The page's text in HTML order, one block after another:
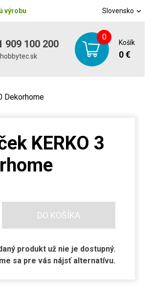
výrobu Slovensko
909 100 200
0
Košík
0 €
Dekorhome
KERKO 3
DO KOŠÍKA
produkt už nie je dostupný.
sa pre vás nájsť alternatívu.